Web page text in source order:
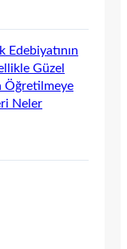
Edebiyatının
Güzel
Öğretilmeye
Neler